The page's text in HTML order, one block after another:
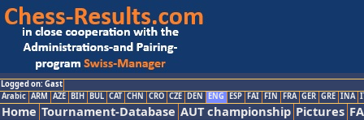
Logged on: Gast
Arabic ARM AZE BIH BUL CAT CHN CRO CZE DEN ENG ESP FAI FIN FRA GER GRE INA
Home Tournament-Database AUT championship Pictures